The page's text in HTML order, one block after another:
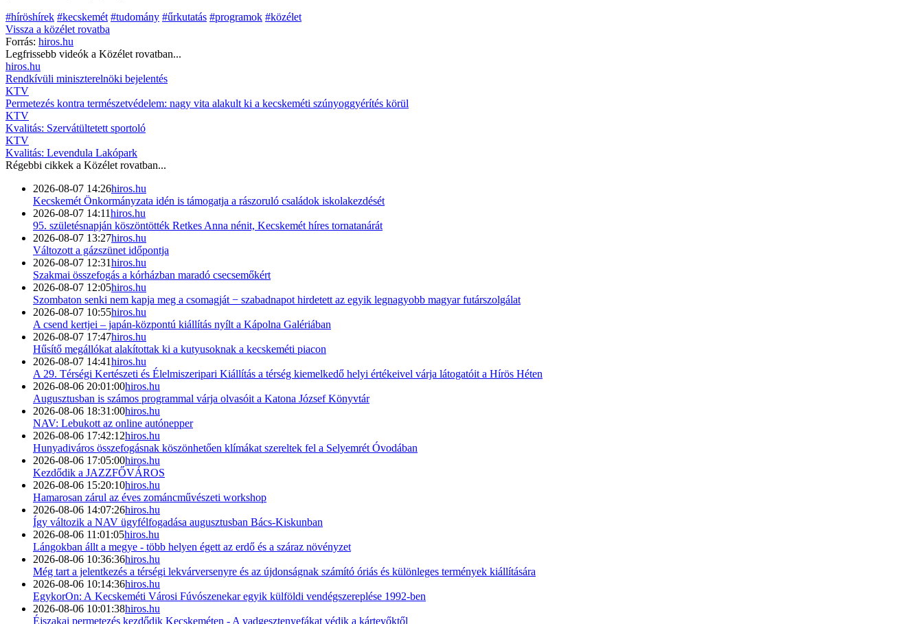
#híröshírek #kecskemét #tudomány #űrkutatás #programok #közélet
Vissza a közélet rovatba
Forrás: hiros.hu
Legfrissebb videók a Közélet rovatban...
hiros.hu
Rendkívüli miniszterelnöki bejelentés
KTV
Permetezés kontra természetvédelem: nagy vita alakult ki a kecskeméti szúnyoggyérítés körül
KTV
Kvalitás: Szervátültetett sportoló
KTV
Kvalitás: Levendula Lakópark
Régebbi cikkek a Közélet rovatban...
2026-08-07 14:26hiros.hu
Kecskemét Önkormányzata idén is támogatja a rászoruló családok iskolakezdését
2026-08-07 14:11hiros.hu
95. születésnapján köszöntötték Retkes Anna nénit, Kecskemét híres tornatanárát
2026-08-07 13:27hiros.hu
Változott a gázszünet időpontja
2026-08-07 12:31hiros.hu
Szakmai összefogás a kórházban maradó csecsemőkért
2026-08-07 12:05hiros.hu
Szombaton senki nem kapja meg a csomagját − szabadnapot hirdetett az egyik legnagyobb magyar futárszolgálat
2026-08-07 10:55hiros.hu
A csend kertjei – japán-központú kiállítás nyílt a Kápolna Galériában
2026-08-07 17:47hiros.hu
Hűsítő megállókat alakítottak ki a kutyusoknak a kecskeméti piacon
2026-08-07 14:41hiros.hu
A 29. Térségi Kertészeti és Élelmiszeripari Kiállítás a térség kiemelkedő helyi értékeivel várja látogatóit a Hírös Héten
2026-08-06 20:01:00hiros.hu
Augusztusban is számos programmal várja olvasóit a Katona József Könyvtár
2026-08-06 18:31:00hiros.hu
NAV: Lebukott az online autónepper
2026-08-06 17:42:12hiros.hu
Hunyadiváros összefogásnak köszönhetően klímákat szereltek fel a Selyemrét Óvodában
2026-08-06 17:05:00hiros.hu
Kezdődik a JAZZFŐVÁROS
2026-08-06 15:20:10hiros.hu
Hamarosan zárul az éves zománcművészeti workshop
2026-08-06 14:07:26hiros.hu
Így változik a NAV ügyfélfogadása augusztusban Bács-Kiskunban
2026-08-06 11:01:05hiros.hu
Lángokban állt a megye - több helyen égett az erdő és a száraz növényzet
2026-08-06 10:36:36hiros.hu
Még tart a jelentkezés a térségi lekvárversenyre és az újdonságnak számító óriás és különleges termények kiállítására
2026-08-06 10:14:36hiros.hu
EgykorOn: A Kecskeméti Városi Fúvószenekar egyik külföldi vendégszereplése 1992-ben
2026-08-06 10:01:38hiros.hu
Éjszakai permetezés kezdődik Kecskeméten - A vadgesztenyefákat védik a kártevőktől